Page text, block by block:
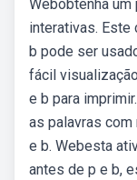
Webobtenha
interativas. Este
b pode ser
fácil
e b para
as palavras
e b. Webesta
antes de p e b,